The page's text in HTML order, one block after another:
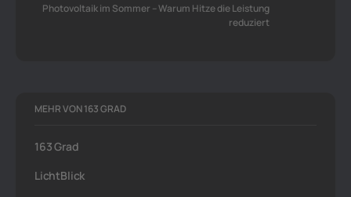
Photovoltaik im Sommer – Warum Hitze die Leistung
reduziert
MEHR VON 163 GRAD
163 Grad
LichtBlick